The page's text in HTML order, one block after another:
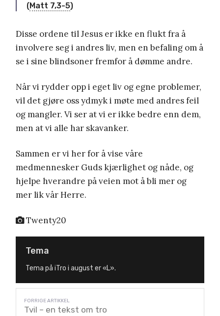
(Matt 7,3-5)
Disse ordene til Jesus er ikke en flukt fra å
involvere seg i andres liv, men en befaling om å
se i sine blindsoner fremfor å dømme andre.
Når vi rydder opp i eget liv og egne problemer,
vil det gjøre oss ydmyk i møte med andres feil
og mangler. Vi ser at vi er ikke bedre enn dem,
men at vi alle har skavanker.
Sammen er vi her for å vise våre
medmennesker Guds kjærlighet og nåde, og
hjelpe hverandre på veien mot å bli mer og
mer lik vår Herre.
Twenty20
Tema
Tema på iTro i august er «L».
Tvil – en tekst om tro